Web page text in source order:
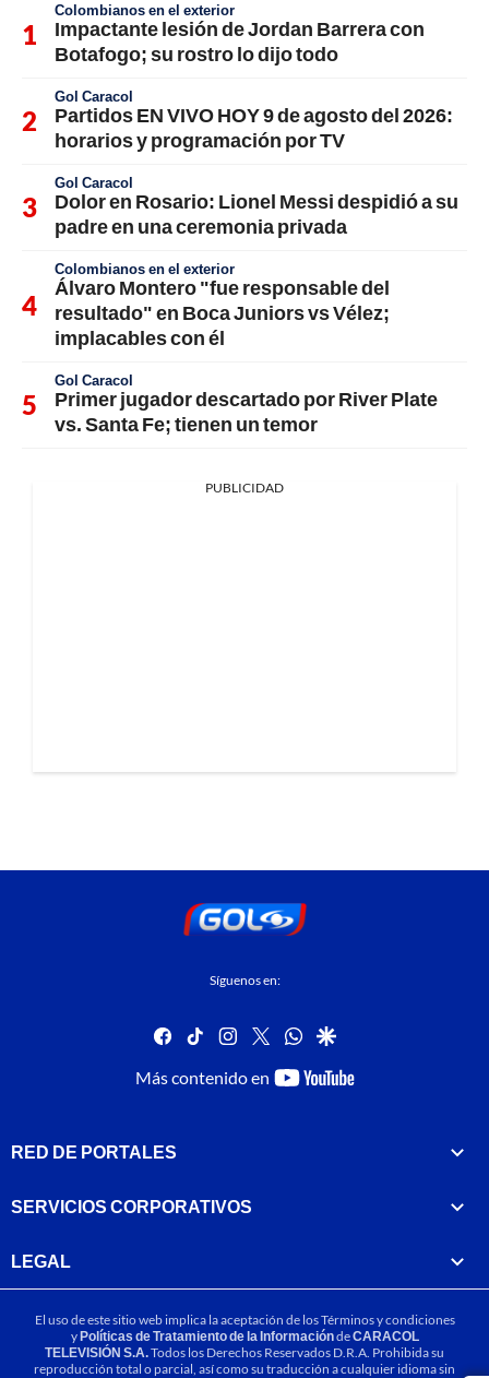
Colombianos en el exterior
Impactante lesión de Jordan Barrera con
Botafogo; su rostro lo dijo todo
Gol Caracol
Partidos EN VIVO HOY 9 de agosto del 2026:
horarios y programación por TV
Gol Caracol
Dolor en Rosario: Lionel Messi despidió a su
padre en una ceremonia privada
Colombianos en el exterior
Álvaro Montero "fue responsable del
resultado" en Boca Juniors vs Vélez;
implacables con él
Gol Caracol
Primer jugador descartado por River Plate
vs. Santa Fe; tienen un temor
PUBLICIDAD
Síguenos en:
facebook
tiktok instagram
twitterwhatsapp
google
Más contenido en
youtube-
RED DE PORTALES
SERVICIOS CORPORATIVOS
LEGAL
El uso de este sitio web implica la aceptación de losTérminos y condiciones
yPolíticas de Tratamiento de la InformacióndeCARACOL
TELEVISIÓN S.A.Todos los Derechos Reservados D.R.A. Prohibida su
reproducción total o parcial, así como su traducción a cualquier idioma sin